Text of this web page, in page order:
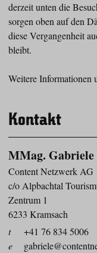
derzeit unten die
sorgen oben auf den
diese Vergangenheit
bleibt.
Weitere Informationen
Kontakt
MMag.
Content Netzwerk AG
c/o Alpbachtal
Zentrum 1
6233 Kramsach
t
+41 76 834 5006
e